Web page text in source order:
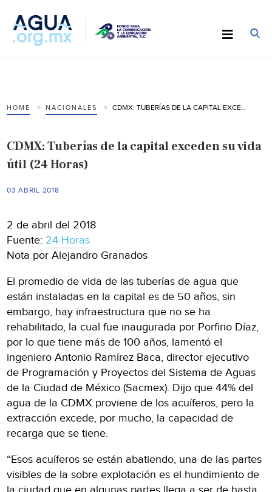
HOME NACIONALES
CDMX: Tuberías de la capital exceden su vida
útil (24 Horas)
03 ABRIL 2018
2 de abril del 2018
Fuente: 24 Horas
Nota por Alejandro Granados
El promedio de vida de las tuberías de agua que
están instaladas en la capital es de 50 años, sin
embargo, hay infraestructura que no se ha
rehabilitado, la cual fue inaugurada por Porfirio Díaz,
por lo que tiene más de 100 años, lamentó el
ingeniero Antonio Ramírez Baca, director ejecutivo
de Programación y Proyectos del Sistema de Aguas
de la Ciudad de México (Sacmex). Dijo que 44% del
agua de la CDMX proviene de los acuíferos, pero la
extracción excede, por mucho, la capacidad de
recarga que se tiene.
“Esos acuíferos se están abatiendo, una de las partes
visibles de la sobre explotación es el hundimiento de